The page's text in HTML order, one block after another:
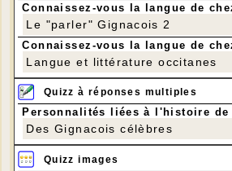
Voici l'une des chauves-souris qui
élu domicile dans le fournil. Celle-
à l'un des cribles. Au départ
"gabourier" (prise d'air pour le
du four). Mais après obstruction
sont entrées par la cheminée.
On voit à Gignac de moins en
souris à cause de la diminution
nombre d'insectes. Elles sont en
la chaîne alimentaire et jouent un
Connaissez-vous la langue de
Le "parler" Gignacois 2
Connaissez-vous la langue de
Langue et littérature occitanes
Quizz à réponses multiples
Personnalités liées à l'histoire de
Des Gignacois célèbres
Quizz images